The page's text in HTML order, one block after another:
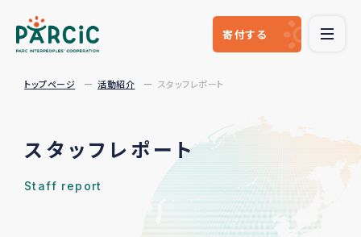
寄付する
トップページ 活動紹介 スタッフレポート
スタッフレポート
Staff report